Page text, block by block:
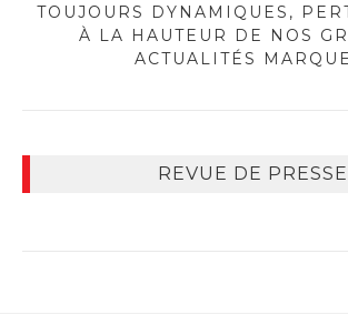
TOUJOURS DYNAMIQUES,
À LA HAUTEUR DE NOS
ACTUALITÉS
REVUE DE PRESSE